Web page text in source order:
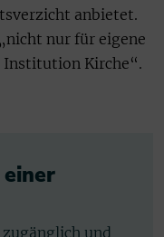
anbietet.
nur für eigene
Institution Kirche“.
und